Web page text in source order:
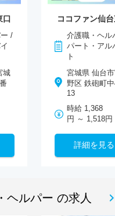
口
/
城
ココファン仙台
介護職・ヘル
パート・アル
ト
宮城県 仙台
野区 鉄砲町
13
時給 1,368
円 ～ 1,518円
詳細を見る
ヘルパー の求人